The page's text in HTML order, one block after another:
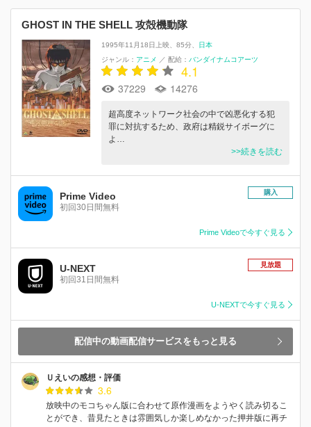
GHOST IN THE SHELL 攻殻機動隊
1995年11月18日上映 85分
日本
ジャンル： アニメ ／ 配給： バンダイナムコアーツ
4.1
37229 14276
超高度ネットワーク社会の中で凶悪化する犯
罪に対抗するため、政府は精鋭サイボーグに
よ…
>>続きを読む
Prime Video
初回30日間無料
購入
Prime Videoで今すぐ見る
U-NEXT
初回31日間無料
見放題
U-NEXTで今すぐ見る
配信中の動画配信サービスをもっと見る
Ｕえいの感想・評価
3.6
放映中のモコちゃん版に合わせて原作漫画をようやく読み切るこ
とができ、昔見たときは雰囲気しか楽しめなかった押井版に再チ